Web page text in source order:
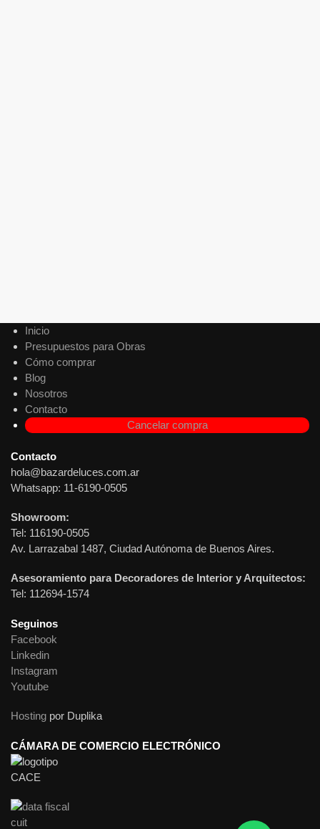
Inicio
Presupuestos para Obras
Cómo comprar
Blog
Nosotros
Contacto
Cancelar compra
Contacto
hola@bazardeluces.com.ar
Whatsapp: 11-6190-0505
Showroom:
Tel: 116190-0505
Av. Larrazabal 1487, Ciudad Autónoma de Buenos Aires.
Asesoramiento para Decoradores de Interior y Arquitectos:
Tel: 112694-1574
Seguinos
Facebook
Linkedin
Instagram
Youtube
Hosting por Duplika
CÁMARA DE COMERCIO ELECTRÓNICO